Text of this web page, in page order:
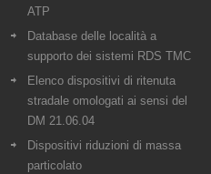
ATP
Database delle località a
supporto dei sistemi RDS TMC
Elenco dispositivi di ritenuta
stradale omologati ai sensi del
DM 21.06.04
Dispositivi riduzioni di massa
particolato